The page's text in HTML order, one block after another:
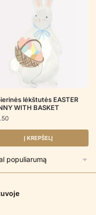
lėkštutės EASTER
WITH BASKET
Į KREPŠELĮ